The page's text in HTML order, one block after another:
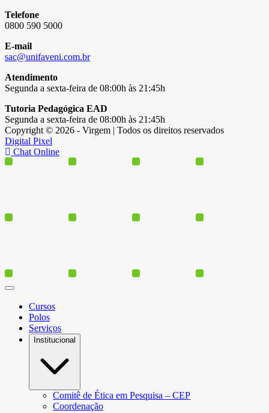
Telefone
0800 590 5000
E-mail
sac@unifaveni.com.br
Atendimento
Segunda a sexta-feira de 08:00h às 21:45h
Tutoria Pedagógica EAD
Segunda a sexta-feira de 08:00h às 21:45h
Copyright © 2026 - Virgem | Todos os direitos reservados
Digital Pixel
Chat Online
Cursos
Polos
Serviços
Institucional
Comitê de Ética em Pesquisa – CEP
Coordenação